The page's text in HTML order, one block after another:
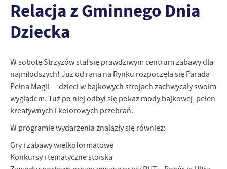
Relacja z Gminnego Dnia
Dziecka
W sobotę Strzyżów stał się prawdziwym centrum zabawy dla
najmłodszych! Już od rana na Rynku rozpoczęła się Parada
Pełna Magii — dzieci w bajkowych strojach zachwycały swoim
wyglądem. Tuż po niej odbył się pokaz mody bajkowej, pełen
kreatywnych i kolorowych przebrań.
W programie wydarzenia znalazły się również:
Gry i zabawy wielkoformatowe
Konkursy i tematyczne stoiska
strona, z której korzystasz, może działać bez zakłóceń.
Funkcjonalne i personalizacyjne
Tego typu pliki cookies umożliwiają stronie internetowej
zapamiętanie wprowadzonych przez Ciebie ustawień oraz
treści.
Dzięki tym plikom cookies możemy zapewnić Ci większy komfort
korzystania z funkcjonalności naszej strony poprzez dopasowanie
jej do Twoich indywidualnych preferencji. Wyrażenie zgody na
funkcjonalne i personalizacyjne pliki cookies gwarantuje
dostępność większej ilości funkcji na stronie.
Więcej
Analityczne
Analityczne pliki cookies pomagają nam rozwijać się i
dostosowywać do Twoich potrzeb.
Cookies analityczne pozwalają na uzyskanie informacji w zakresie
wykorzystywania witryny internetowej, miejsca oraz częstotliwości,
Więcej